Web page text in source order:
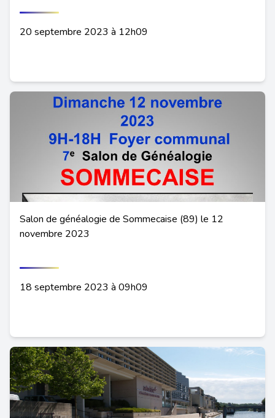
20 septembre 2023 à 12h09
Salon de généalogie de Sommecaise (89) le 12
novembre 2023
18 septembre 2023 à 09h09